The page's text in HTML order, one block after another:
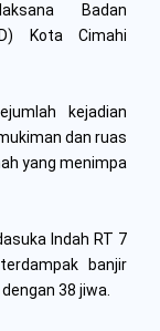
Badan
Kota Cimahi
kejadian
dan ruas
yang menimpa
Indah RT 7
banjir
38 jiwa.